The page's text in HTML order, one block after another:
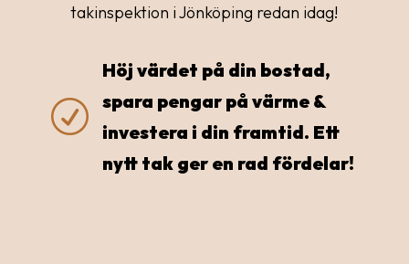
takinspektion i Jönköping redan idag!
R
Höj värdet på din bostad,
spara pengar på värme &
investera i din framtid. Ett
nytt tak ger en rad fördelar!